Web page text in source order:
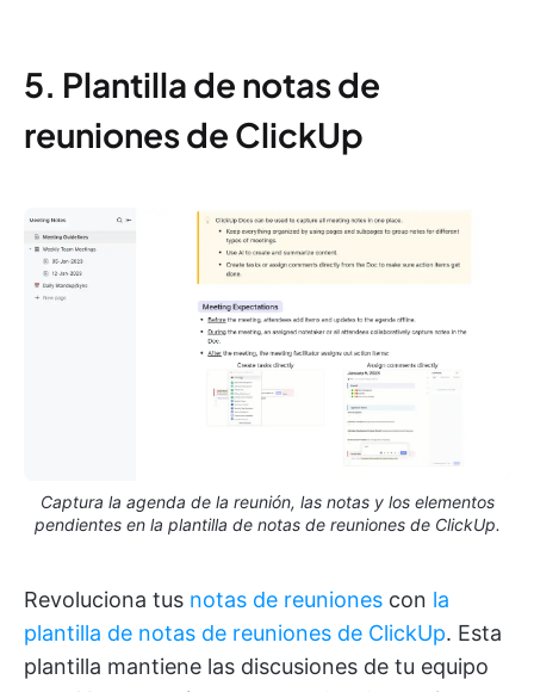
5. Plantilla de notas de
reuniones de ClickUp
Captura la agenda de la reunión, las notas y los elementos
pendientes en la plantilla de notas de reuniones de ClickUp.
Revoluciona tus notas de reuniones con la
plantilla de notas de reuniones de ClickUp. Esta
plantilla mantiene las discusiones de tu equipo